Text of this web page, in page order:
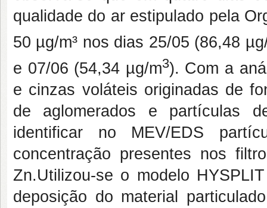
qualidade do ar estipulado pela
50 µg/m³ nos dias 25/05 (86,48
e 07/06 (54,34 µg/m3). Com a
e cinzas voláteis originadas de
de aglomerados e partículas
identificar no MEV/EDS
concentração presentes nos
Zn.Utilizou-se o modelo
deposição do material